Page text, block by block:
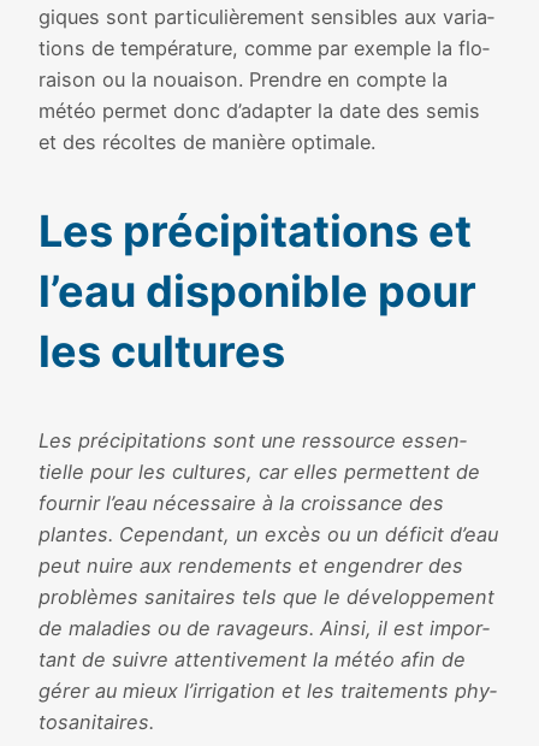
giques sont par­ti­cu­liè­re­ment sen­sibles aux varia­
tions de tem­pé­ra­ture, comme par exemple la flo­
rai­son ou la nouai­son. Prendre en compte la
météo per­met donc d’adapter la date des semis
et des récoltes de manière opti­male.
Les pré­ci­pi­ta­tions et
l’eau dis­po­nible pour
les cultures
Les pré­ci­pi­ta­tions sont une res­source essen­
tielle pour les cultures, car elles per­mettent de
four­nir l’eau néces­saire à la crois­sance des
plantes. Cependant, un excès ou un défi­cit d’eau
peut nuire aux ren­de­ments et engen­drer des
pro­blèmes sani­taires tels que le déve­lop­pe­ment
de mala­dies ou de rava­geurs. Ainsi, il est impor­
tant de suivre atten­ti­ve­ment la météo afin de
gérer au mieux l’irrigation et les trai­te­ments phy­
to­sa­ni­taires.